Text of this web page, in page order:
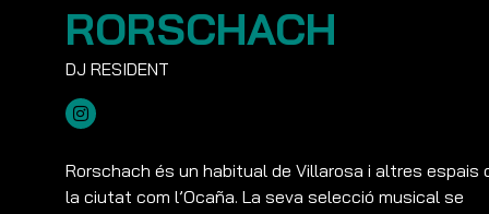
RORSCHACH
Rorschach és un habitual de Villarosa i altres espais
la ciutat com l’Ocaña. La seva selecció musical se